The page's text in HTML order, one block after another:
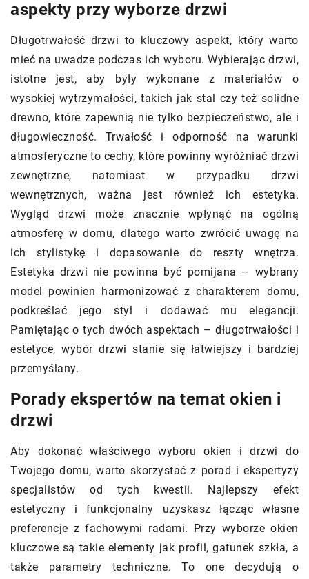
aspekty przy wyborze drzwi
Długotrwałość drzwi to kluczowy aspekt, który warto
mieć na uwadze podczas ich wyboru. Wybierając drzwi,
istotne jest, aby były wykonane z materiałów o
wysokiej wytrzymałości, takich jak stal czy też solidne
drewno, które zapewnią nie tylko bezpieczeństwo, ale i
długowieczność. Trwałość i odporność na warunki
atmosferyczne to cechy, które powinny wyróżniać drzwi
zewnętrzne, natomiast w przypadku drzwi
wewnętrznych, ważna jest również ich estetyka.
Wygląd drzwi może znacznie wpłynąć na ogólną
atmosferę w domu, dlatego warto zwrócić uwagę na
ich stylistykę i dopasowanie do reszty wnętrza.
Estetyka drzwi nie powinna być pomijana – wybrany
model powinien harmonizować z charakterem domu,
podkreślać jego styl i dodawać mu elegancji.
Pamiętając o tych dwóch aspektach – długotrwałości i
estetyce, wybór drzwi stanie się łatwiejszy i bardziej
przemyślany.
Porady ekspertów na temat okien i
drzwi
Aby dokonać właściwego wyboru okien i drzwi do
Twojego domu, warto skorzystać z porad i ekspertyzy
specjalistów od tych kwestii. Najlepszy efekt
estetyczny i funkcjonalny uzyskasz łącząc własne
preferencje z fachowymi radami. Przy wyborze okien
kluczowe są takie elementy jak profil, gatunek szkła, a
także parametry techniczne. To one decydują o